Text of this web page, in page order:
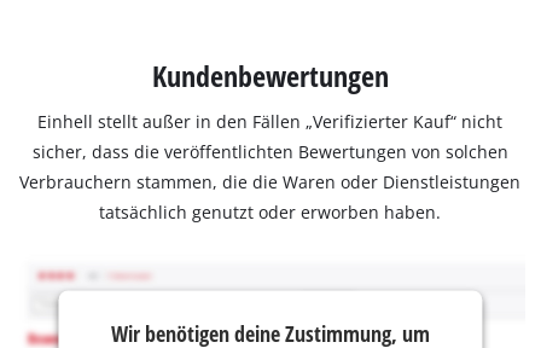
Kundenbewertungen
Einhell stellt außer in den Fällen „Verifizierter Kauf“ nicht
sicher, dass die veröffentlichten Bewertungen von solchen
Verbrauchern stammen, die die Waren oder Dienstleistungen
tatsächlich genutzt oder erworben haben.
Wir benötigen deine Zustimmung, um